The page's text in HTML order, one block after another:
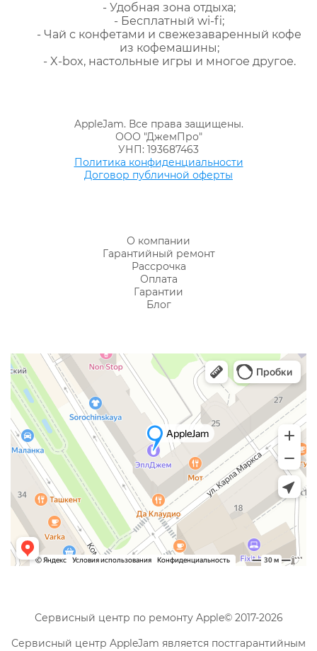
- Удобная зона отдыха;
- Бесплатный wi-fi;
- Чай с конфетами и свежезаваренный кофе
из кофемашины;
- X-box, настольные игры и многое другое.
AppleJam. Все права защищены.
ООО "ДжемПро"
УНП: 193687463
Политика конфиденциальности
Договор публичной оферты
О компании
Гарантийный ремонт
Рассрочка
Оплата
Гарантии
Блог
Сервисный центр по ремонту Apple© 2017-2026
Сервисный центр AppleJam является постгарантийным